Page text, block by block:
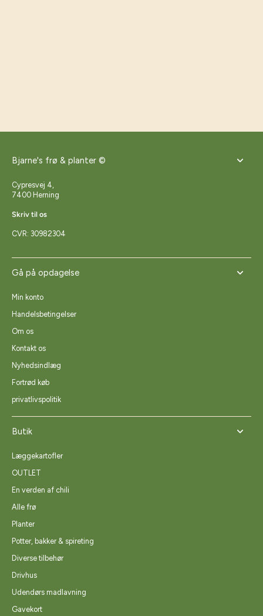
Bjarne's frø & planter ©
Cypresvej 4,
7400 Herning
Skriv til os
CVR: 30982304
Gå på opdagelse
Min konto
Handelsbetingelser
Om os
Kontakt os
Nyhedsindlæg
Fortrød køb
privatlivspolitik
Butik
Læggekartofler
OUTLET
En verden af chili
Alle frø
Planter
Potter, bakker & spireting
Diverse tilbehør
Drivhus
Udendørs madlavning
Gavekort